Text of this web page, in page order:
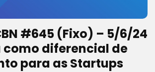
#645 (Fixo) – 5/6/24
como diferencial de
para as Startups